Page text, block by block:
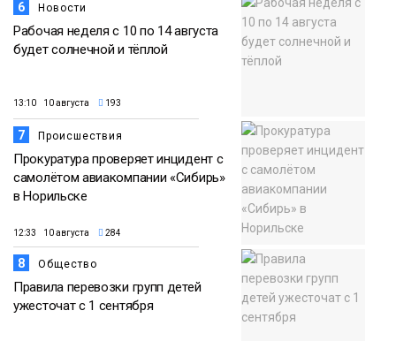
6 Новости
Рабочая неделя с 10 по 14 августа
будет солнечной и тёплой
13:10 10 августа 193
7 Происшествия
Прокуратура проверяет инцидент с
самолётом авиакомпании «Сибирь»
в Норильске
12:33 10 августа 284
8 Общество
Правила перевозки групп детей
ужесточат с 1 сентября